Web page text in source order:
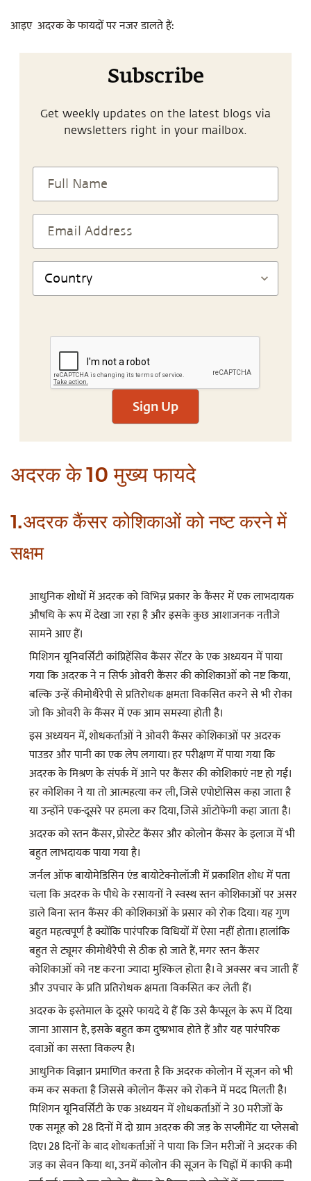
आइए अदरक के फायदों पर नजर डालते हैं:
Subscribe
Get weekly updates on the latest blogs via
newsletters right in your mailbox.
Sign Up
अदरक के 10 मुख्य फायदे
1.अदरक कैंसर कोशिकाओं को नष्ट करने में
सक्षम
आधुनिक शोधों में अदरक को विभिन्न प्रकार के कैंसर में एक लाभदायक
औषधि के रूप में देखा जा रहा है और इसके कुछ आशाजनक नतीजे
सामने आए हैं।
मिशिगन यूनिवर्सिटी कांप्रिहेंसिव कैंसर सेंटर के एक अध्ययन में पाया
गया कि अदरक ने न सिर्फ ओवरी कैंसर की कोशिकाओं को नष्ट किया,
बल्कि उन्हें कीमोथैरेपी से प्रतिरोधक क्षमता विकसित करने से भी रोका
जो कि ओवरी के कैंसर में एक आम समस्या होती है।
इस अध्ययन में, शोधकर्ताओं ने ओवरी कैंसर कोशिकाओं पर अदरक
पाउडर और पानी का एक लेप लगाया। हर परीक्षण में पाया गया कि
अदरक के मिश्रण के संपर्क में आने पर कैंसर की कोशिकाएं नष्ट हो गईं।
हर कोशिका ने या तो आत्महत्या कर ली, जिसे एपोप्टोसिस कहा जाता है
या उन्होंने एक-दूसरे पर हमला कर दिया, जिसे ऑटोफेगी कहा जाता है।
अदरक को स्तन कैंसर, प्रोस्टेट कैंसर और कोलोन कैंसर के इलाज में भी
बहुत लाभदायक पाया गया है।
जर्नल ऑफ बायोमेडिसिन एंड बायोटेक्नोलॉजी में प्रकाशित शोध में पता
चला कि अदरक के पौधे के रसायनों ने स्वस्थ स्तन कोशिकाओं पर असर
डाले बिना स्तन कैंसर की कोशिकाओं के प्रसार को रोक दिया। यह गुण
बहुत महत्वपूर्ण है क्योंकि पारंपरिक विधियों में ऐसा नहीं होता। हालांकि
बहुत से ट्यूमर कीमोथैरैपी से ठीक हो जाते हैं, मगर स्तन कैंसर
कोशिकाओं को नष्ट करना ज्यादा मुश्किल होता है। वे अक्सर बच जाती हैं
और उपचार के प्रति प्रतिरोधक क्षमता विकसित कर लेती हैं।
अदरक के इस्तेमाल के दूसरे फायदे ये हैं कि उसे कैप्सूल के रूप में दिया
जाना आसान है, इसके बहुत कम दुष्प्रभाव होते हैं और यह पारंपरिक
दवाओं का सस्ता विकल्प है।
आधुनिक विज्ञान प्रमाणित करता है कि अदरक कोलोन में सूजन को भी
कम कर सकता है जिससे कोलोन कैंसर को रोकने में मदद मिलती है।
मिशिगन यूनिवर्सिटी के एक अध्ययन में शोधकर्ताओं ने 30 मरीजों के
एक समूह को 28 दिनों में दो ग्राम अदरक की जड़ के सप्लीमेंट या प्लेसबो
दिए। 28 दिनों के बाद शोधकर्ताओं ने पाया कि जिन मरीजों ने अदरक की
जड़ का सेवन किया था, उनमें कोलोन की सूजन के चिह्नों में काफी कमी